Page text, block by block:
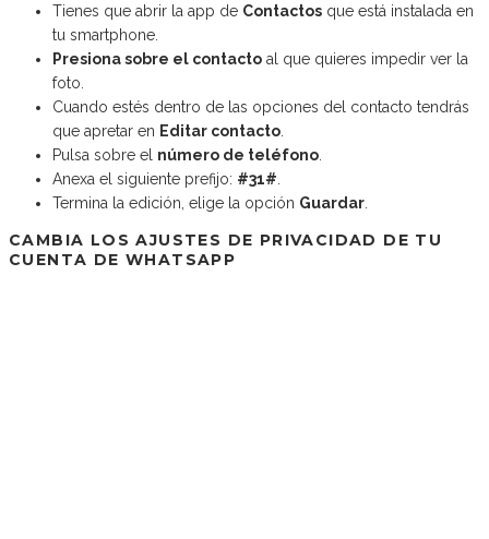
Tienes que abrir la app de Contactos que está instalada en
tu smartphone.
Presiona sobre el contacto al que quieres impedir ver la
foto.
Cuando estés dentro de las opciones del contacto tendrás
que apretar en Editar contacto
Pulsa sobre el número de teléfono
Anexa el siguiente prefijo: #31#
Termina la edición, elige la opción Guardar
CAMBIA LOS AJUSTES DE PRIVACIDAD DE TU
CUENTA DE WHATSAPP